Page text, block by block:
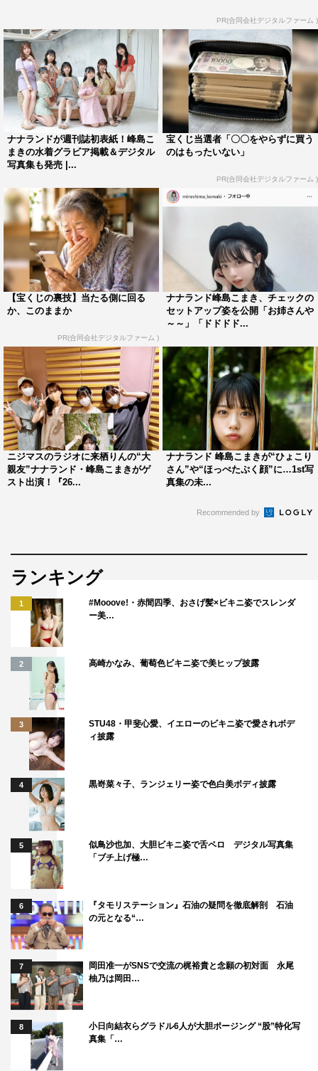
ナナランド 峰島こまき 雪村花鈴
PR(合同会社デジタルファーム )
ナナランドが週刊誌初表紙！峰島こ
まきの水着グラビア掲載＆デジタル
写真集も発売 |...
宝くじ当選者「〇〇をやらずに買う
のはもったいない」
PR(合同会社デジタルファーム )
【宝くじの裏技】当たる側に回る
か、このままか
PR(合同会社デジタルファーム )
ナナランド峰島こまき、チェックの
セットアップ姿を公開「お姉さんや
～～」「ドドドド...
ニジマスのラジオに来栖りんの“大
親友”ナナランド・峰島こまきがゲ
スト出演！『26...
ナナランド 峰島こまきが“ひょこり
さん”や“ほっぺたぷく顔”に…1st写
真集の未...
Recommended by
ランキング
1
#Mooove!・赤間四季、おさげ髪×ビキニ姿でスレンダ
ー美…
2 高崎かなみ、葡萄色ビキニ姿で美ヒップ披露
3
STU48・甲斐心愛、イエローのビキニ姿で愛されボデ
ィ披露
4 黒嵜菜々子、ランジェリー姿で色白美ボディ披露
5
似鳥沙也加、大胆ビキニ姿で舌ペロ デジタル写真集
「ブチ上げ極…
6
『タモリステーション』石油の疑問を徹底解剖 石油
の元となる“…
7
岡田准一がSNSで交流の梶裕貴と念願の初対面 永尾
柚乃は岡田…
8
小日向結衣らグラドル6人が大胆ポージング “股”特化写
真集「…